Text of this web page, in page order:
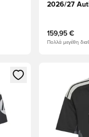
2026/27
159,95 €
Πολλά μεγέθη
ή να εγγραφείτε ως
Ανοίγει